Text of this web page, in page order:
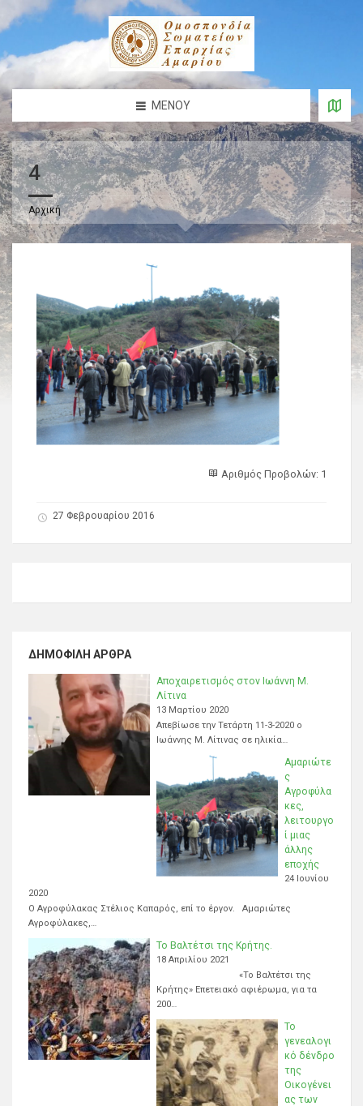
ΜΕΝΟΎ
4
Αρχική
Αριθμός Προβολών: 1
27 Φεβρουαρίου 2016
ΔΗΜΟΦΙΛΉ ΆΡΘΡΑ
Αποχαιρετισμός στον Ιωάννη Μ.
Λίτινα
13 Μαρτίου 2020
Απεβίωσε την Τετάρτη 11-3-2020 ο
Ιωάννης Μ. Λίτινας σε ηλικία…
Αμαριώτε
ς
Αγροφύλα
κες,
λειτουργο
ί μιας
άλλης
εποχής
24 Ιουνίου
2020
Ο Αγροφύλακας Στέλιος Καπαρός, επί το έργον. Αμαριώτες
Αγροφύλακες,…
Το Βαλτέτσι της Κρήτης.
18 Απριλίου 2021
«Το Βαλτέτσι της
Κρήτης» Επετειακό αφιέρωμα, για τα
200…
Το
γενεαλογι
κό δένδρο
της
Οικογένει
ας των